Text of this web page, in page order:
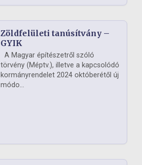
Zöldfelületi tanúsítvány –
GYIK
A Magyar építészetről szóló
törvény (Méptv.), illetve a kapcsolódó
kormányrendelet 2024 októberétől új
módo...